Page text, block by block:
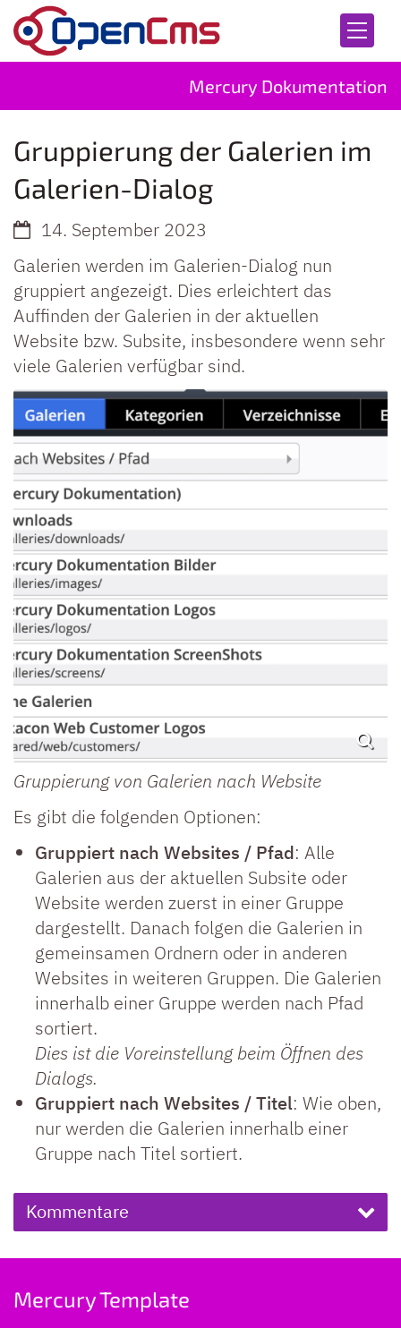
Zum Inhalt springen
Mercury Dokumentation
Gruppierung der Galerien im
Galerien-Dialog
14. September 2023
Galerien werden im Galerien-Dialog nun
gruppiert angezeigt. Dies erleichtert das
Auffinden der Galerien in der aktuellen
Website bzw. Subsite, insbesondere wenn sehr
viele Galerien verfügbar sind.
Gruppierung von Galerien nach Website
Es gibt die folgenden Optionen:
Gruppiert nach Websites / Pfad: Alle
Galerien aus der aktuellen Subsite oder
Website werden zuerst in einer Gruppe
dargestellt. Danach folgen die Galerien in
gemeinsamen Ordnern oder in anderen
Websites in weiteren Gruppen. Die Galerien
innerhalb einer Gruppe werden nach Pfad
sortiert.
Dies ist die Voreinstellung beim Öffnen des
Dialogs.
Gruppiert nach Websites / Titel: Wie oben,
nur werden die Galerien innerhalb einer
Gruppe nach Titel sortiert.
Kommentare
Mercury Template